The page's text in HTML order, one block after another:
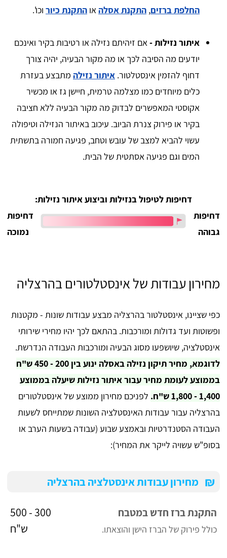
החלפת ברזים, התקנת אסלהאו התקנת כיור וכו'.
איתור נזילות -אם זיהיתם נזילה או רטיבות בקיר ואינכם
יודעים מה הסיבה לכך או מה מקור הבעיה, יהיה צורך
דחוף להזמין אינסטלטור. איתור נזילה מתבצע בעזרת
כלים מיוחדים כמו מצלמה טרמית, חיישן גז או מכשיר
אקוסטי המאפשרים לבדוק מה מקור הבעיה ללא חציבה
בקיר או פירוק צנרת הביוב. עיכוב באיתור הנזילה וטיפולה
עשוי להביא למצב של עובש וטחב, פגיעה חמורה בתשתית
המים וגם פגיעה אסתטית של הבית.
דחיפות לטיפול בנזילות וביצוע איתור נזילות:
דחיפות
גבוהה
דחיפות
נמוכה
מחירון עבודות של אינסטלטורים בהרצליה
כפי שציינו, אינסטלטור בהרצליה מבצע עבודות שונות - מקטנות
ופשוטות ועד גדולות ומורכבות. בהתאם לכך יהיו מחירי שירותי
אינסטלציה, שיושפעו מסוג הבעיה ומורכבות העבודה הנדרשת.
לדוגמא, מחיר תיקון נזילה באסלה ינוע בין 200 - 450 ש"ח
בממוצע לעומת מחיר עבור איתור נזילות שיעלה בממוצע
1,400 - 1,800 ש"ח.
לפניכם מחירון ממוצע של אינסטלטורים
בהרצליה עבור עבודות האינסטלציה השונות שמתייחס לשעות
העבודה הסטנדרטיות ובאמצע שבוע (עבודה בשעות הערב או
בסופ"ש עשויה לייקר את המחיר):
₪ מחירון עבודות אינסטלציה בהרצליה
התקנת ברז חדש במטבח
כולל פירוק של הברז הישן והוצאתו.
300 - 500
ש"ח